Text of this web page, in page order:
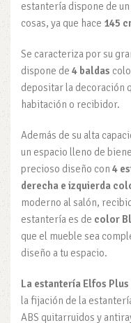
estantería dispone de
cosas, ya que hace 145
Se caracteriza por su
dispone de 4 baldas
depositar la decoración
habitación o recibidor.
Además de su alta
un espacio lleno de
precioso diseño con 4
derecha e izquierda
moderno al salón,
estantería es de color
que el mueble sea
diseño a tu espacio.
La estantería Elfos Plus
la fijación de la
ABS quitarruidos y